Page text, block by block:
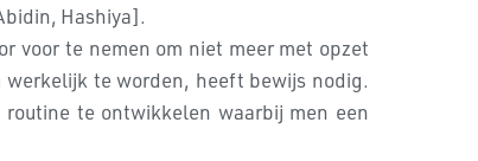
Hashiya].
voor te nemen om niet meer met opzet
werkelijk te worden, heeft bewijs nodig.
te ontwikkelen waarbij men een